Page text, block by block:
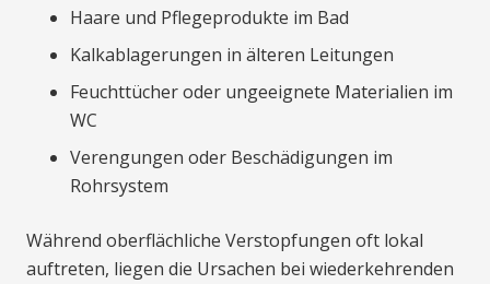
Haare und Pflegeprodukte im Bad
Kalkablagerungen in älteren Leitungen
Feuchttücher oder ungeeignete Materialien im
WC
Verengungen oder Beschädigungen im
Rohrsystem
Während oberflächliche Verstopfungen oft lokal
auftreten, liegen die Ursachen bei wiederkehrenden